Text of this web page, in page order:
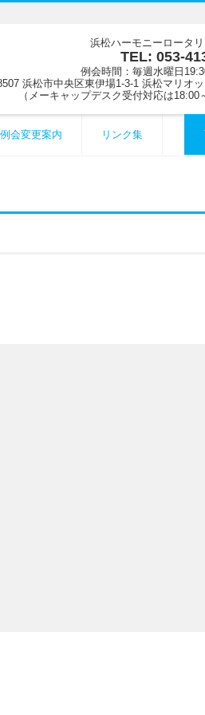
浜松ハーモニーロータ
TEL: 053-
例会時間：毎週水曜日
浜松市中央区東伊場1-3-1 浜松マリオ
（メーキャップデスク受付対応は18:00
例会変更案内 リンク集